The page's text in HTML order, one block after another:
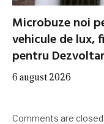
Microbuze noi
vehicule de lux,
pentru
6 august 2026
Comments are closed.